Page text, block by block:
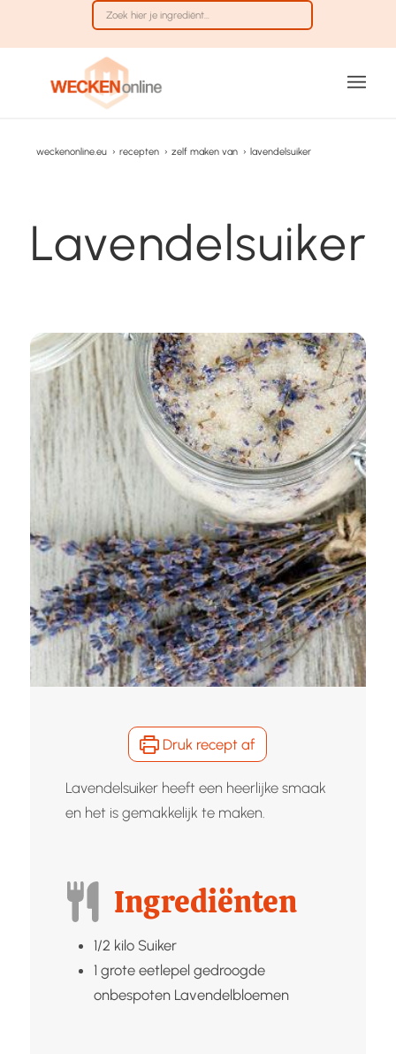
weckenonline.eu › recepten › zelf maken van › lavendelsuiker
Lavendelsuiker
Druk recept af
Lavendelsuiker heeft een heerlijke smaak
en het is gemakkelijk te maken.
Ingrediënten
1/2 kilo Suiker
1 grote eetlepel gedroogde
onbespoten Lavendelbloemen